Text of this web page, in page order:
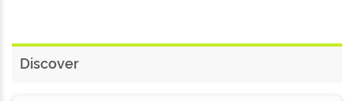
Discover